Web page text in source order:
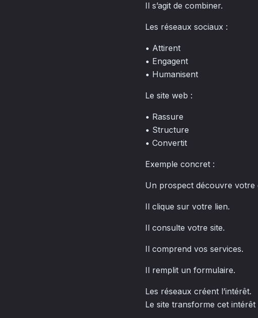
Il s’agit de combiner.
Les réseaux sociaux :
• Attirent
• Engagent
• Humanisent
Le site web :
• Rassure
• Structure
• Convertit
Exemple concret :
Un prospect découvre votre
Il clique sur votre lien.
Il consulte votre site.
Il comprend vos services.
Il remplit un formulaire.
Les réseaux créent l’intérêt.
Le site transforme cet